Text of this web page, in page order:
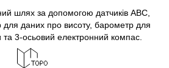
шлях за допомогою датчиків ABC,
для даних про висоту, барометр для
та 3-осьовий електронний компас.